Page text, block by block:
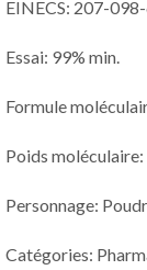
EINECS: 207-
Essai: 99% min.
Formule
Poids
Personnage:
Catégories: